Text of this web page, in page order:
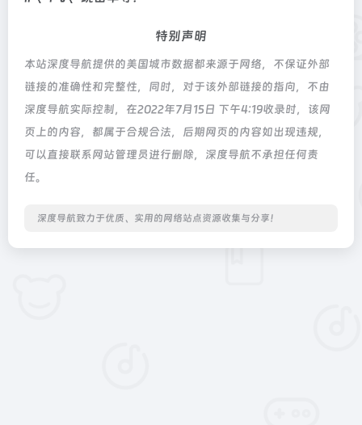
特别声明
本站深度导航提供的美国城市数据都来源于网络，不保证外部
链接的准确性和完整性，同时，对于该外部链接的指向，不由
深度导航实际控制，在2022年7月15日 下午4:19收录时，该网
页上的内容，都属于合规合法，后期网页的内容如出现违规，
可以直接联系网站管理员进行删除，深度导航不承担任何责
任。
深度导航致力于优质、实用的网络站点资源收集与分享！